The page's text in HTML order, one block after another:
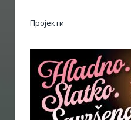
Пројекти